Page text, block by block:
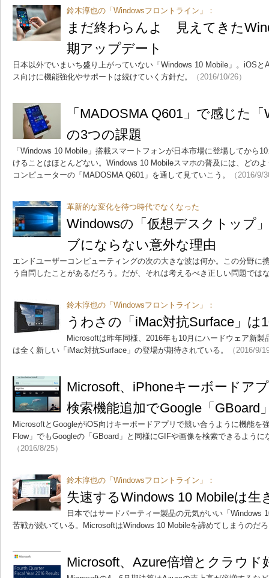
鈴木淳也の「Windowsフロントライン」：
まだ終わらんよ 見えてきた
期アップデート
日本以外でいまいち盛り上がっていない「Windows 10 Mobile」。iOS
ス向けに機能強化やサポートは続けていく方針だ。
（2016/10/26）
「MADOSMA Q601」で感じた
の3つの課題
「Windows 10 Mobile」搭載スマートフォンが日本市場に登場してから
けることはほとんどない。Windows 10 Mobileスマホの普及には、どの
コンピューターの「MADOSMA Q601」を通して見ていこう。
（2016/9/
革新的な変化を待つ時代でなくなった
Windowsの「仮想デスクトップ
ブにならない意外な理由
エンドユーザーコンピューティングの次の大きな波は何か。この分野に
う自問したことがあるだろう。だが、それは考えるべき正しい問題では
鈴木淳也の「Windowsフロントライン」：
うわさの「iMac対抗Surface」は
Microsoftは昨年同様、2016年も10月にハードウェア新
は全く新しい「iMac対抗Surface」の登場が期待されている。
（2016/9/
Microsoft、iPhoneキーボードア
検索機能追加でGoogle「GBoard
MicrosoftとGoogleがiOS向けキーボードアプリで競い合うように機能を
Flow」でもGoogleの「GBoard」と同様にGIFや画像を検索できるよう
（2016/8/25）
鈴木淳也の「Windowsフロントライン」：
失速するWindows 10 Mobileは生
日本ではサードパーティー製品の元気がいい「Windows
苦戦が続いている。MicrosoftはWindows 10 Mobileを諦めてしまうのだ
Microsoft、Azure倍増とクラウド